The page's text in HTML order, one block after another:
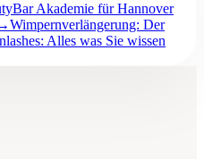
Akademie für Hannover
Wimpernverlängerung: Der
Alles was Sie wissen